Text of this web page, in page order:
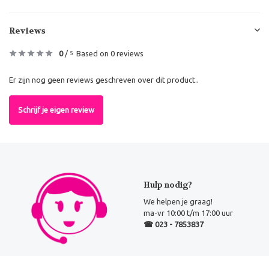
Reviews
0/ 5 Based on 0 reviews
Er zijn nog geen reviews geschreven over dit product..
Schrijf je eigen review
Hulp nodig?
We helpen je graag!
ma-vr 10:00 t/m 17:00 uur
☎ 023 - 7853837